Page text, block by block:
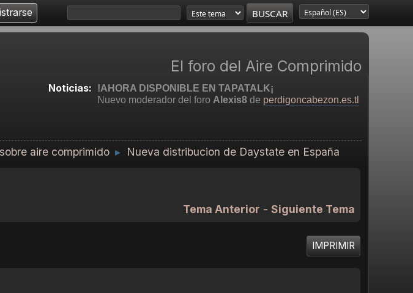
El foro del Aire Comprimido
Noticias:
!AHORA DISPONIBLE EN TAPATALK¡
Nuevo moderador del foro Alexis8 de perdigoncabezon.es.tl
aire comprimido ► Nueva distribucion de Daystate en España
Tema Anterior - Siguiente Tema
IMPRIMIR